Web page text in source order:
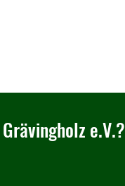
e.V.?